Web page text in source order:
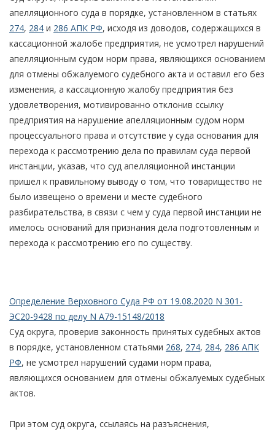
апелляционного суда в порядке, установленном в статьях
274, 284 и 286 АПК РФ, исходя из доводов, содержащихся в
кассационной жалобе предприятия, не усмотрел нарушений
апелляционным судом норм права, являющихся основанием
для отмены обжалуемого судебного акта и оставил его без
изменения, а кассационную жалобу предприятия без
удовлетворения, мотивированно отклонив ссылку
предприятия на нарушение апелляционным судом норм
процессуального права и отсутствие у суда основания для
перехода к рассмотрению дела по правилам суда первой
инстанции, указав, что суд апелляционной инстанции
пришел к правильному выводу о том, что товарищество не
было извещено о времени и месте судебного
разбирательства, в связи с чем у суда первой инстанции не
имелось оснований для признания дела подготовленным и
перехода к рассмотрению его по существу.
Определение Верховного Суда РФ от 19.08.2020 N 301-
ЭС20-9428 по делу N А79-15148/2018
Суд округа, проверив законность принятых судебных актов
в порядке, установленном статьями 268, 274, 284, 286 АПК
РФ, не усмотрел нарушений судами норм права,
являющихся основанием для отмены обжалуемых судебных
актов.
При этом суд округа, ссылаясь на разъяснения,